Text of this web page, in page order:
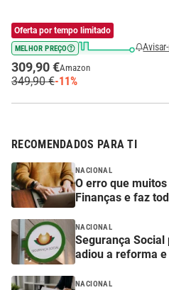
Oferta por tempo limitado
MELHOR PREÇO
309,90 €Amazon
349,90 €-11%
RECOMENDADOS PARA TI
NACIONAL
O erro que
Finanças e faz
NACIONAL
Segurança Social
adiou a reforma
NACIONAL